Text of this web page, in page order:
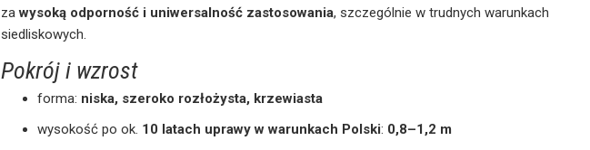
zawysoką odporność i uniwersalność zastosowania, szczególnie w trudnych warunkach
siedliskowych.
Pokrój i wzrost
forma: niska, szeroko rozłożysta, krzewiasta
wysokość po ok. 10 latach uprawy w warunkach Polski: 0,8–1,2 m